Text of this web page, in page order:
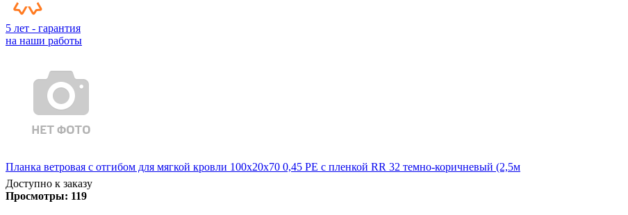
5 лет - гарантия
на наши работы
Планка ветровая с отгибом для мягкой кровли 100х20х70 0,45 PE с пленкой RR 32 темно-коричневый (2,5м
Доступно к заказу
Просмотры: 119